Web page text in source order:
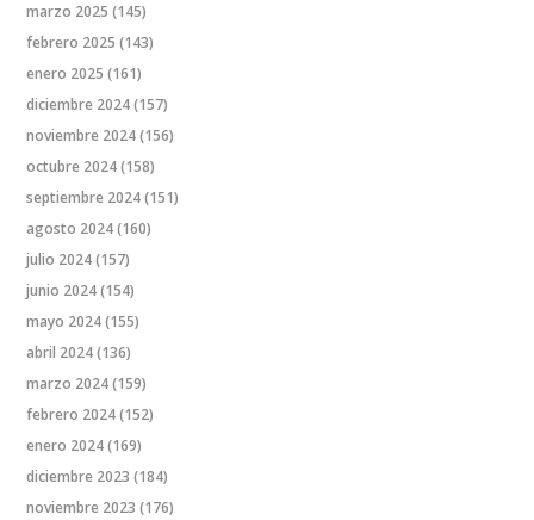
marzo 2025 (145)
febrero 2025 (143)
enero 2025 (161)
diciembre 2024(157)
noviembre 2024(156)
octubre 2024(158)
septiembre 2024(151)
agosto 2024(160)
julio 2024(157)
junio 2024(154)
mayo 2024(155)
abril 2024(136)
marzo 2024(159)
febrero 2024(152)
enero 2024(169)
diciembre 2023 (184)
noviembre 2023 (176)